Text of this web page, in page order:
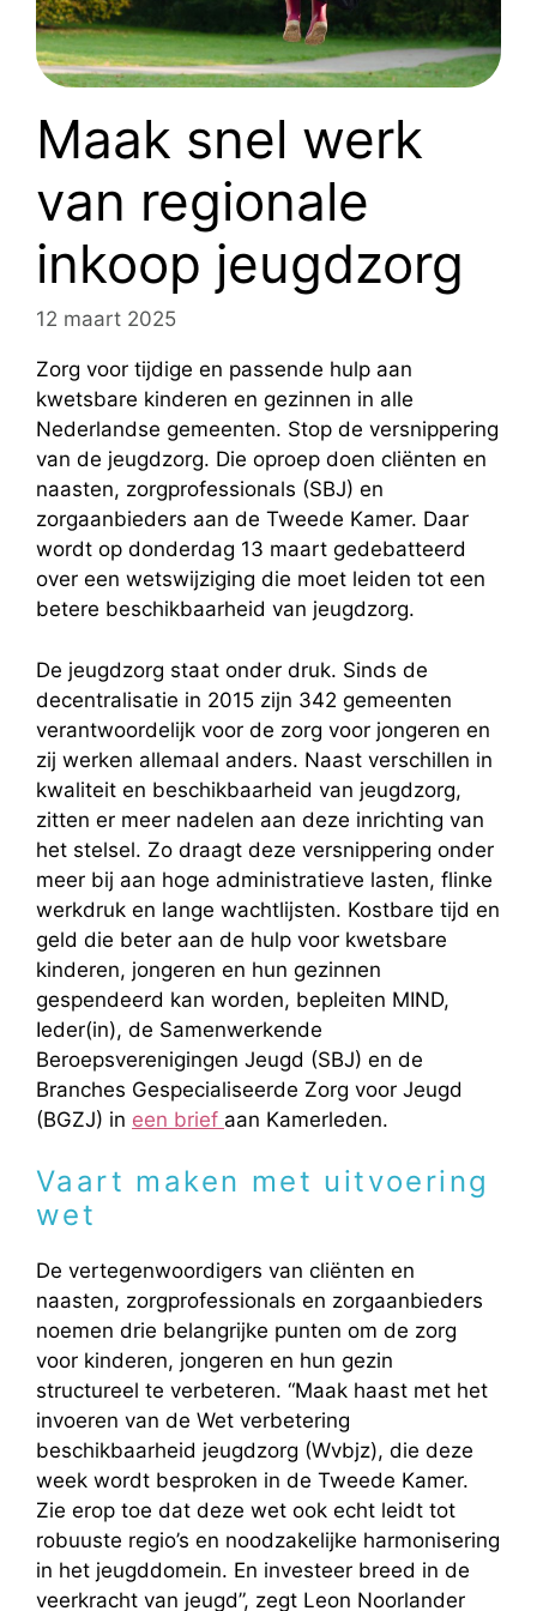
Maak snel werk
van regionale
inkoop jeugdzorg
12 maart 2025
Zorg voor tijdige en passende hulp aan
kwetsbare kinderen en gezinnen in alle
Nederlandse gemeenten. Stop de versnippering
van de jeugdzorg. Die oproep doen cliënten en
naasten, zorgprofessionals (SBJ) en
zorgaanbieders aan de Tweede Kamer. Daar
wordt op donderdag 13 maart gedebatteerd
over een wetswijziging die moet leiden tot een
betere beschikbaarheid van jeugdzorg.
De jeugdzorg staat onder druk. Sinds de
decentralisatie in 2015 zijn 342 gemeenten
verantwoordelijk voor de zorg voor jongeren en
zij werken allemaal anders. Naast verschillen in
kwaliteit en beschikbaarheid van jeugdzorg,
zitten er meer nadelen aan deze inrichting van
het stelsel. Zo draagt deze versnippering onder
meer bij aan hoge administratieve lasten, flinke
werkdruk en lange wachtlijsten. Kostbare tijd en
geld die beter aan de hulp voor kwetsbare
kinderen, jongeren en hun gezinnen
gespendeerd kan worden, bepleiten MIND,
Ieder(in), de Samenwerkende
Beroepsverenigingen Jeugd (SBJ) en de
Branches Gespecialiseerde Zorg voor Jeugd
(BGZJ) in een brief aan Kamerleden.
Vaart maken met uitvoering
wet
De vertegenwoordigers van cliënten en
naasten, zorgprofessionals en zorgaanbieders
noemen drie belangrijke punten om de zorg
voor kinderen, jongeren en hun gezin
structureel te verbeteren. “Maak haast met het
invoeren van de Wet verbetering
beschikbaarheid jeugdzorg (Wvbjz), die deze
week wordt besproken in de Tweede Kamer.
Zie erop toe dat deze wet ook echt leidt tot
robuuste regio’s en noodzakelijke harmonisering
in het jeugddomein. En investeer breed in de
veerkracht van jeugd”, zegt Leon Noorlander